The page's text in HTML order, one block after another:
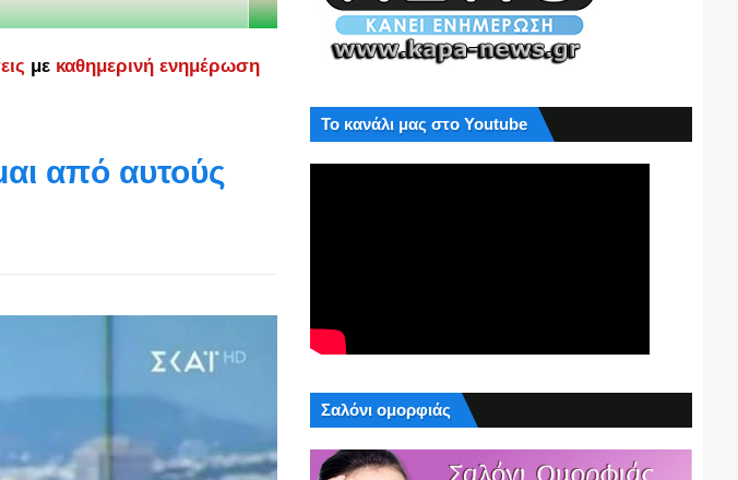
με καθημερινή ενημέρωση
από αυτούς
Το κανάλι μας στο Youtube
Σαλόνι ομορφιάς